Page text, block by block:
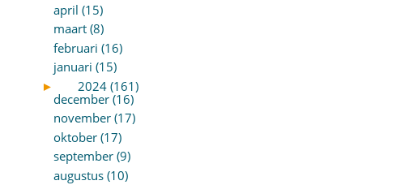
april (15)
maart (8)
februari (16)
januari (15)
►
2024 (161)
december (16)
november (17)
oktober (17)
september (9)
augustus (10)